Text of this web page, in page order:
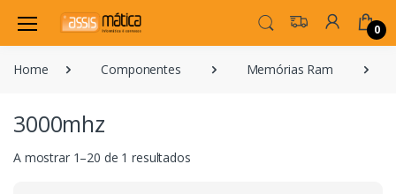
0
Home Componentes Memórias Ram
3000mhz
A mostrar 1–20 de 1 resultados